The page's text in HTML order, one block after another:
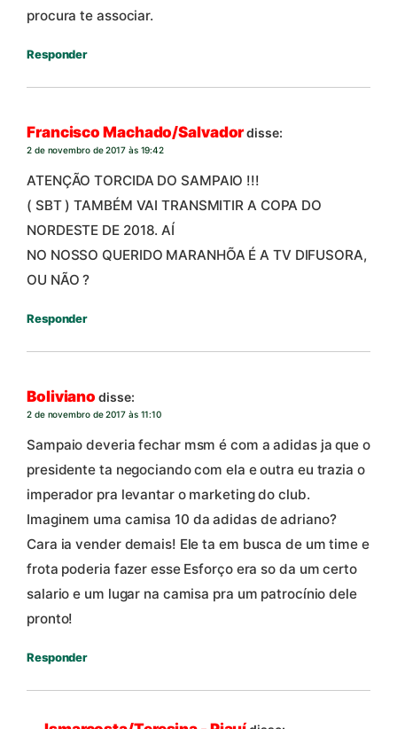
procura te associar.
Responder
Francisco Machado/Salvadordisse:
2 de novembro de 2017 às 19:42
ATENÇÃO TORCIDA DO SAMPAIO !!!
( SBT ) TAMBÉM VAI TRANSMITIR A COPA DO
NORDESTE DE 2018. AÍ
NO NOSSO QUERIDO MARANHÕA É A TV DIFUSORA,
OU NÃO ?
Responder
Boliviano disse:
2 de novembro de 2017 às 11:10
Sampaio deveria fechar msm é com a adidas ja que o
presidente ta negociando com ela e outra eu trazia o
imperador pra levantar o marketing do club.
Imaginem uma camisa 10 da adidas de adriano?
Cara ia vender demais! Ele ta em busca de um time e
frota poderia fazer esse Esforço era so da um certo
salario e um lugar na camisa pra um patrocínio dele
pronto!
Responder